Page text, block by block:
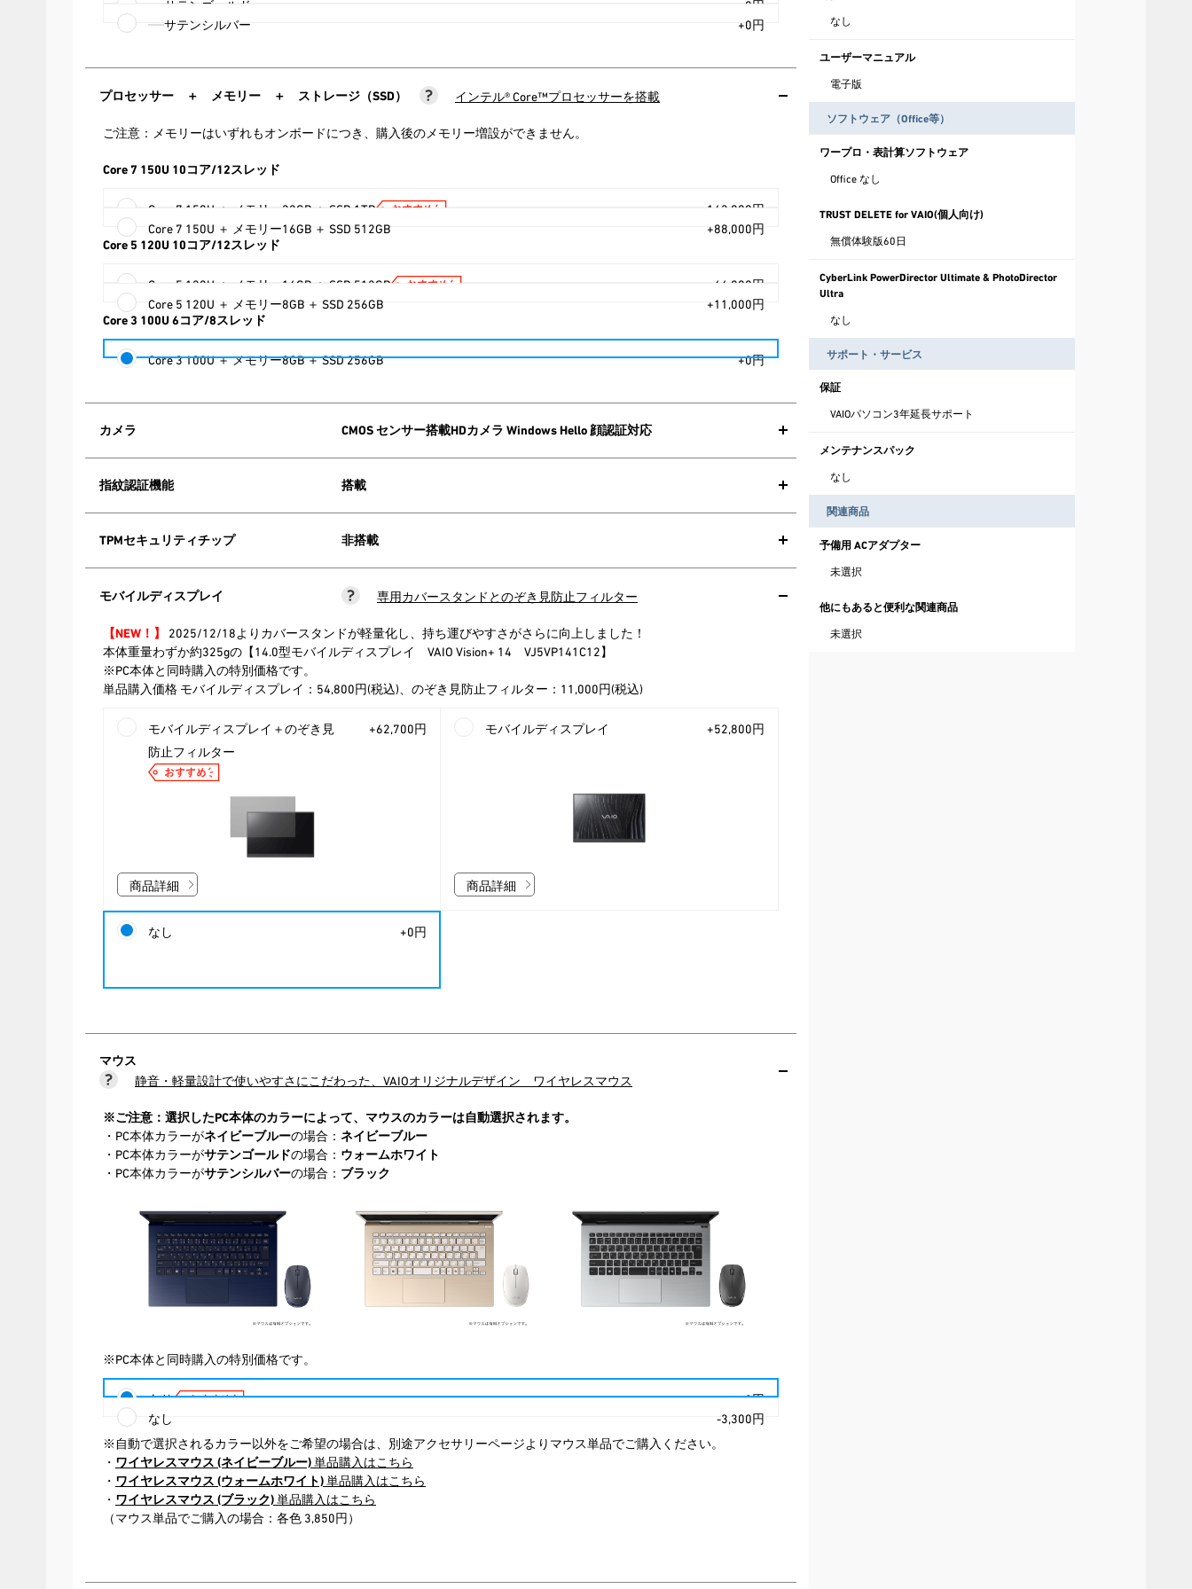
サテンゴールド
+0円
サテンシルバー
+0円
プロセッサー ＋ メモリー ＋ ストレージ（SSD） インテル® Core™プロセッサーを搭載
ご注意：メモリーはいずれもオンボードにつき、購入後のメモリー増設ができません。
Core 7 150U 10コア/12スレッド
Core 7 150U ＋ メモリー32GB ＋ SSD 1TB
+143,000円
Core 7 150U ＋ メモリー16GB ＋ SSD 512GB
+88,000円
Core 5 120U 10コア/12スレッド
Core 5 120U ＋ メモリー16GB ＋ SSD 512GB
+66,000円
Core 5 120U ＋ メモリー8GB ＋ SSD 256GB
+11,000円
Core 3 100U 6コア/8スレッド
Core 3 100U ＋ メモリー8GB ＋ SSD 256GB +0円
カメラ CMOS センサー搭載HDカメラ Windows Hello 顔認証対応
指紋認証機能 搭載
TPMセキュリティチップ 非搭載
モバイルディスプレイ 専用カバースタンドとのぞき見防止フィルター
【NEW！】 2025/12/18よりカバースタンドが軽量化し、持ち運びやすさがさらに向上しました！
本体重量わずか約325gの【14.0型モバイルディスプレイ VAIO Vision+ 14 VJ5VP141C12】
※PC本体と同時購入の特別価格です。
単品購入価格 モバイルディスプレイ：54,800円(税込)、のぞき見防止フィルター：11,000円(税込)
モバイルディスプレイ＋のぞき見
防止フィルター
+62,700円
商品詳細
モバイルディスプレイ +52,800円
商品詳細
なし +0円
マウス
静音・軽量設計で使いやすさにこだわった、VAIOオリジナルデザイン ワイヤレスマウス
※ご注意：選択したPC本体のカラーによって、マウスのカラーは自動選択されます。
・PC本体カラーがネイビーブルーの場合： ネイビーブルー
・PC本体カラーがサテンゴールドの場合： ウォームホワイト
・PC本体カラーがサテンシルバーの場合： ブラック
※PC本体と同時購入の特別価格です。
あり
+0円
なし
-3,300円
※自動で選択されるカラー以外をご希望の場合は、別途アクセサリーページよりマウス単品でご購入ください。
・ ワイヤレスマウス (ネイビーブルー)単品購入はこちら
・ ワイヤレスマウス (ウォームホワイト)単品購入はこちら
・ ワイヤレスマウス (ブラック)単品購入はこちら
（マウス単品でご購入の場合：各色 3,850円）
なし
ユーザーマニュアル
電子版
ソフトウェア（Office等）
ワープロ・表計算ソフトウェア
Office なし
TRUST DELETE for VAIO(個人向け)
無償体験版60日
CyberLink PowerDirector Ultimate & PhotoDirector
Ultra
なし
サポート・サービス
保証
VAIOパソコン3年延長サポート
メンテナンスパック
なし
関連商品
予備用 ACアダプター
未選択
他にもあると便利な関連商品
未選択